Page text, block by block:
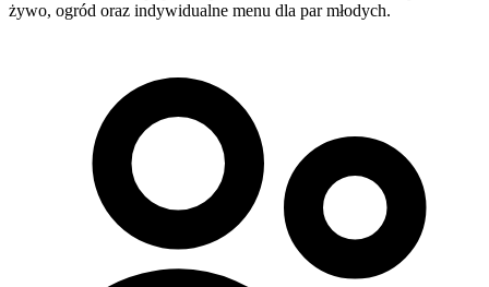
żywo, ogród oraz indywidualne menu dla par młodych.